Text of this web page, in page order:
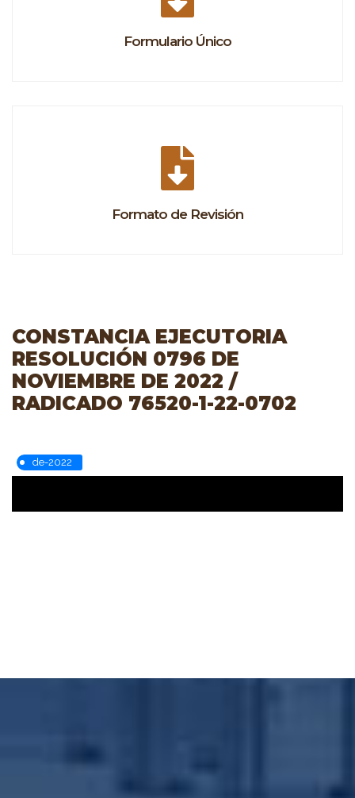
Formulario Único
Formato de Revisión
CONSTANCIA EJECUTORIA
RESOLUCIÓN 0796 DE
NOVIEMBRE DE 2022 /
RADICADO 76520-1-22-0702
de-2022